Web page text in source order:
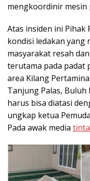
mengkoordinir mesin
Atas insiden ini Pihak
kondisi ledakan yang
masyarakat resah
terutama pada padat
area Kilang
Tanjung Palas,
harus bisa diatasi
ungkap ketua
Pada awak media